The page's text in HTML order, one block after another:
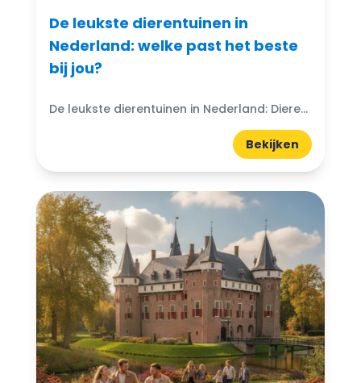
De leukste dierentuinen in
Nederland: welke past het beste
bij jou?
De leukste dierentuinen in Nederland: Dierentuinen in Nederland zijn echte trekpleisters voor jong en oud. Ze bieden niet alleen de kans om exotische dieren van dichtbij te zien, maar ook...
Bekijken